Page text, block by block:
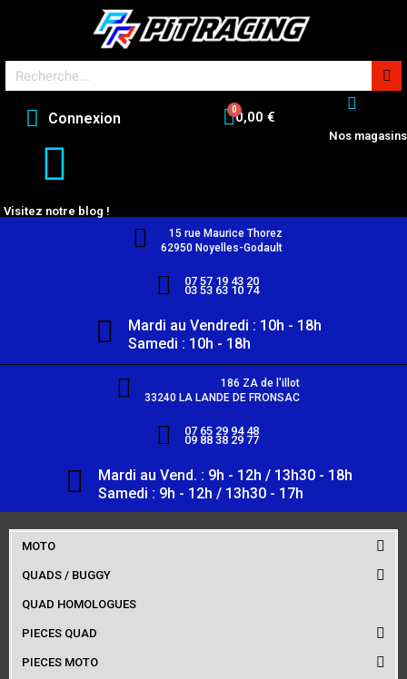
Connexion 0,00 €
Nos magasins
Visitez notre blog !
15 rue Maurice Thorez
62950 Noyelles-Godault
07 57 19 43 20
03 53 63 10 74
Mardi au Vendredi : 10h - 18h
Samedi : 10h - 18h
186 ZA de l'illot
33240 LA LANDE DE FRONSAC
07 65 29 94 48
09 88 38 29 77
Mardi au Vend. : 9h - 12h / 13h30 - 18h
Samedi : 9h - 12h / 13h30 - 17h
MOTO
QUADS / BUGGY
QUAD HOMOLOGUES
PIECES QUAD
PIECES MOTO